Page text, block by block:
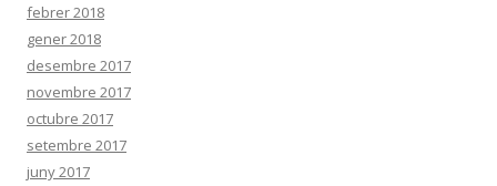
febrer 2018
gener 2018
desembre 2017
novembre 2017
octubre 2017
setembre 2017
juny 2017